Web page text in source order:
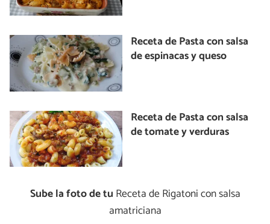
Receta de Pasta con salsa
de espinacas y queso
Receta de Pasta con salsa
de tomate y verduras
Sube la foto de tu Receta de Rigatoni con salsa
amatriciana